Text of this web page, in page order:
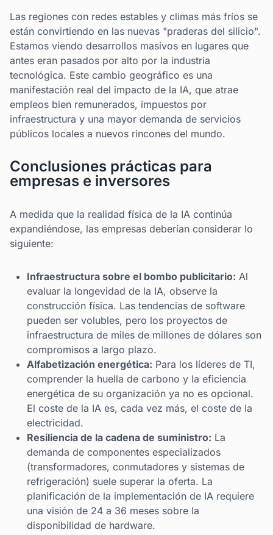
Las regiones con redes estables y climas más fríos se
están convirtiendo en las nuevas "praderas del silicio".
Estamos viendo desarrollos masivos en lugares que
antes eran pasados por alto por la industria
tecnológica. Este cambio geográfico es una
manifestación real del impacto de la IA, que atrae
empleos bien remunerados, impuestos por
infraestructura y una mayor demanda de servicios
públicos locales a nuevos rincones del mundo.
Conclusiones prácticas para
empresas e inversores
A medida que la realidad física de la IA continúa
expandiéndose, las empresas deberían considerar lo
siguiente:
Infraestructura sobre el bombo publicitario: Al
evaluar la longevidad de la IA, observe la
construcción física. Las tendencias de software
pueden ser volubles, pero los proyectos de
infraestructura de miles de millones de dólares son
compromisos a largo plazo.
Alfabetización energética: Para los líderes de TI,
comprender la huella de carbono y la eficiencia
energética de su organización ya no es opcional.
El coste de la IA es, cada vez más, el coste de la
electricidad.
Resiliencia de la cadena de suministro: La
demanda de componentes especializados
(transformadores, conmutadores y sistemas de
refrigeración) suele superar la oferta. La
planificación de la implementación de IA requiere
una visión de 24 a 36 meses sobre la
disponibilidad de hardware.